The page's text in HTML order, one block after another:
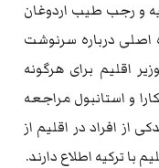
و رجب طیب اردوغان
اصلی درباره سرنوشت
اقلیم برای هرگونه
و استانبول مراجعه
از افراد در اقلیم از